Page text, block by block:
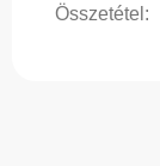
Összetétel :